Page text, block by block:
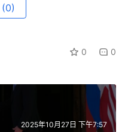
(0)
0 0
2025年10月27日 下午7:57